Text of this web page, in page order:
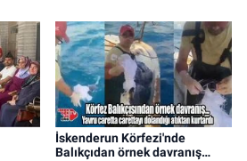
İskenderun Körfezi'nde
Balıkçıdan örnek davranış…